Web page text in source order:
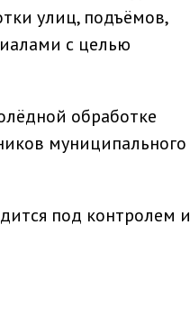
улиц, подъёмов,
с целью
обработке
муниципального
под контролем и